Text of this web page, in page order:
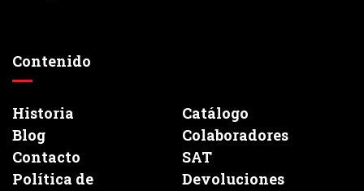
Contenido
Historia
Catálogo
Blog
Colaboradores
Contacto
SAT
Política de
Devoluciones